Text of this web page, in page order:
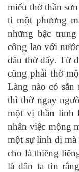
miếu thờ thần
ti một phương
những bậc
công lao với
đâu thờ đấy. Từ
cũng phải thờ
Làng nào có
thì thờ ngay
một vị thần linh
nhân việc mộng
một sự linh dị
cho là thiêng
là dân ta tin